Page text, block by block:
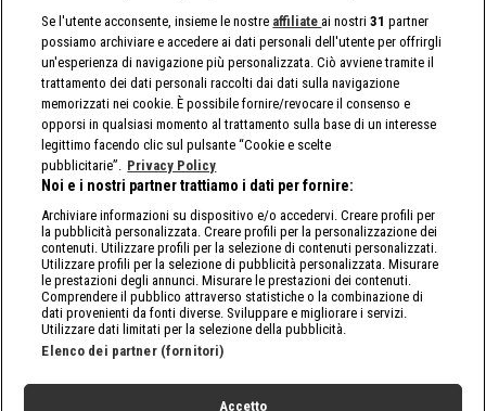
Se l'utente acconsente, insieme le nostre affiliate ai nostri31 partner
possiamo archiviare e accedere ai dati personali dell'utente per offrirgli
un'esperienza di navigazione più personalizzata. Ciò avviene tramite il
trattamento dei dati personali raccolti dai dati sulla navigazione
memorizzati nei cookie. È possibile fornire/revocare il consenso e
opporsi in qualsiasi momento al trattamento sulla base di un interesse
legittimo facendo clic sul pulsante “Cookie e scelte
pubblicitarie”. Privacy Policy
Noi e i nostri partner trattiamo i dati per fornire:
Archiviare informazioni su dispositivo e/o accedervi. Creare profili per
la pubblicità personalizzata. Creare profili per la personalizzazione dei
contenuti. Utilizzare profili per la selezione di contenuti personalizzati.
Utilizzare profili per la selezione di pubblicità personalizzata. Misurare
le prestazioni degli annunci. Misurare le prestazioni dei contenuti.
Comprendere il pubblico attraverso statistiche o la combinazione di
dati provenienti da fonti diverse. Sviluppare e migliorare i servizi.
Utilizzare dati limitati per la selezione della pubblicità.
Elenco dei partner (fornitori)
Accetto